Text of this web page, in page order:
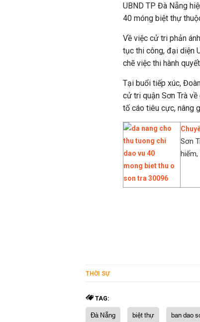
UBND TP Đà Nẵng
40 móng biệt thự
Về việc cử tri phản
tục thi công, đại diện
chẽ việc thi hành
Tại buổi tiếp xúc,
cử tri quận Sơn Trà
tố cáo tiêu cực, nâng
Sơn
THỜI SỰ
TAG:
Đà Nẵng biệt thự ban dao